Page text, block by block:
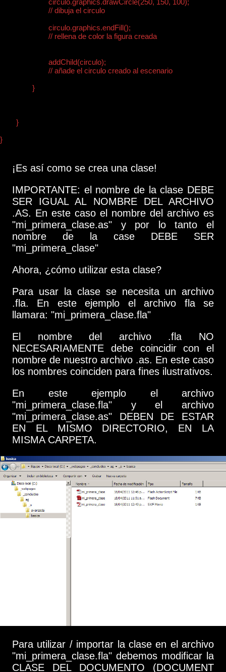
}
¡Es así como se crea una clase!
IMPORTANTE: el nombre de la clase DEBE
SER IGUAL AL NOMBRE DEL ARCHIVO
.AS. En este caso el nombre del archivo es
"mi_primera_clase.as" y por lo tanto el
nombre de la case DEBE SER
"mi_primera_clase"
Ahora, ¿cómo utilizar esta clase?
Para usar la clase se necesita un archivo
.fla. En este ejemplo el archivo fla se
llamara: "mi_primera_clase.fla"
El nombre del archivo .fla NO
NECESARIAMENTE debe coincidir con el
nombre de nuestro archivo .as. En este caso
los nombres coinciden para fines ilustrativos.
En este ejemplo el archivo
"mi_primera_clase.fla" y el archivo
"mi_primera_clase.as" DEBEN DE ESTAR
EN EL MISMO DIRECTORIO, EN LA
MISMA CARPETA.
Para utilizar / importar la clase en el archivo
"mi_primera_clase.fla" debemos modificar la
CLASE DEL DOCUMENTO (DOCUMENT